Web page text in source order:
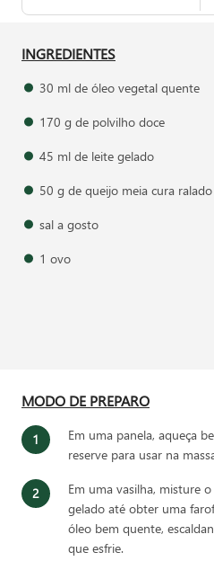
INGREDIENTES
30 ml de óleo vegetal quente
170 g de polvilho doce
45 ml de leite gelado
50 g de queijo meia cura ralado
sal a gosto
1 ovo
MODO DE PREPARO
Em uma panela, aqueça
reserve para usar na
Em uma vasilha, misture
gelado até obter uma
óleo bem quente,
que esfrie.